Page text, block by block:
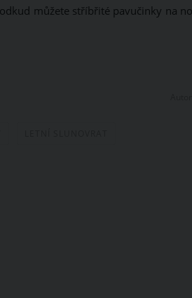
můžete stříbřité pavučinky na